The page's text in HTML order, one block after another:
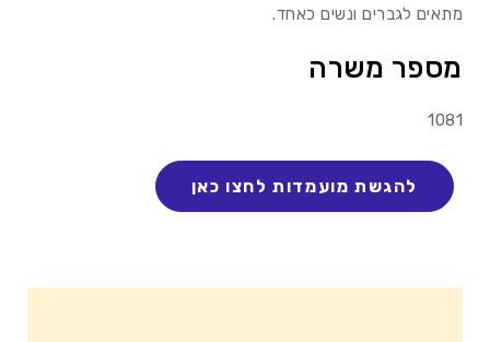
מתאים לגברים ונשים כאחד.
מספר משרה
1081